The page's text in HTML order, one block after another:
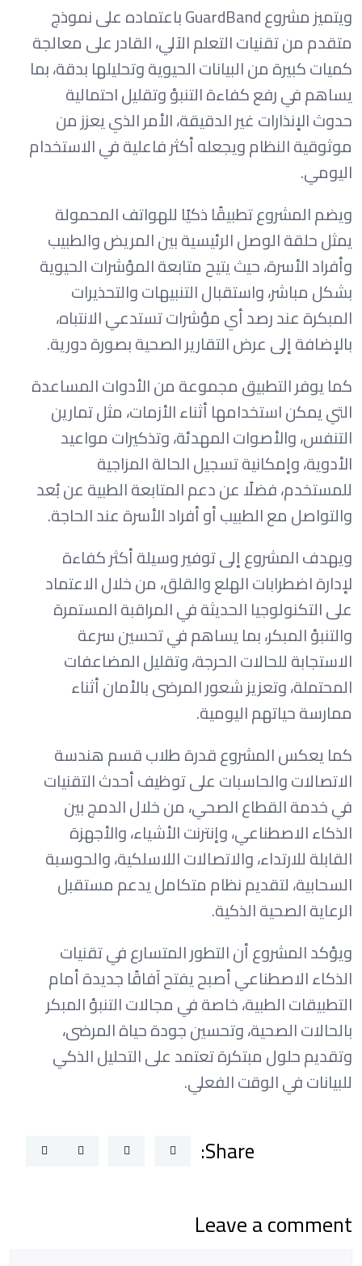
ويتميز مشروع GuardBand باعتماده على نموذج
متقدم من تقنيات التعلم الآلي، القادر على معالجة
كميات كبيرة من البيانات الحيوية وتحليلها بدقة، بما
يساهم في رفع كفاءة التنبؤ وتقليل احتمالية
حدوث الإنذارات غير الدقيقة، الأمر الذي يعزز من
موثوقية النظام ويجعله أكثر فاعلية في الاستخدام
اليومي.
ويضم المشروع تطبيقًا ذكيًا للهواتف المحمولة
يمثل حلقة الوصل الرئيسية بين المريض والطبيب
وأفراد الأسرة، حيث يتيح متابعة المؤشرات الحيوية
بشكل مباشر، واستقبال التنبيهات والتحذيرات
المبكرة عند رصد أي مؤشرات تستدعي الانتباه،
بالإضافة إلى عرض التقارير الصحية بصورة دورية.
كما يوفر التطبيق مجموعة من الأدوات المساعدة
التي يمكن استخدامها أثناء الأزمات، مثل تمارين
التنفس، والأصوات المهدئة، وتذكيرات مواعيد
الأدوية، وإمكانية تسجيل الحالة المزاجية
للمستخدم، فضلًا عن دعم المتابعة الطبية عن بُعد
والتواصل مع الطبيب أو أفراد الأسرة عند الحاجة.
ويهدف المشروع إلى توفير وسيلة أكثر كفاءة
لإدارة اضطرابات الهلع والقلق، من خلال الاعتماد
على التكنولوجيا الحديثة في المراقبة المستمرة
والتنبؤ المبكر، بما يساهم في تحسين سرعة
الاستجابة للحالات الحرجة، وتقليل المضاعفات
المحتملة، وتعزيز شعور المرضى بالأمان أثناء
ممارسة حياتهم اليومية.
كما يعكس المشروع قدرة طلاب قسم هندسة
الاتصالات والحاسبات على توظيف أحدث التقنيات
في خدمة القطاع الصحي، من خلال الدمج بين
الذكاء الاصطناعي، وإنترنت الأشياء، والأجهزة
القابلة للارتداء، والاتصالات اللاسلكية، والحوسبة
السحابية، لتقديم نظام متكامل يدعم مستقبل
الرعاية الصحية الذكية.
ويؤكد المشروع أن التطور المتسارع في تقنيات
الذكاء الاصطناعي أصبح يفتح آفاقًا جديدة أمام
التطبيقات الطبية، خاصة في مجالات التنبؤ المبكر
بالحالات الصحية، وتحسين جودة حياة المرضى،
وتقديم حلول مبتكرة تعتمد على التحليل الذكي
للبيانات في الوقت الفعلي.
Share:
Leave a comment